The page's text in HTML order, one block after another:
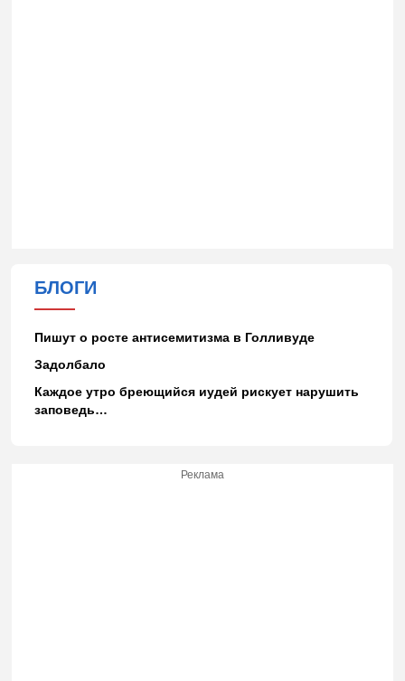
БЛОГИ
Пишут о росте антисемитизма в Голливуде
Задолбало
Каждое утро бреющийся иудей рискует нарушить
заповедь…
Реклама